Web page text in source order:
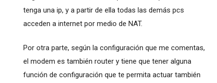
tenga una ip, y a partir de ella todas las demás pcs
acceden a internet por medio de NAT.
Por otra parte, según la configuración que me comentas,
el modem es también router y tiene que tener alguna
función de configuración que te permita actuar también